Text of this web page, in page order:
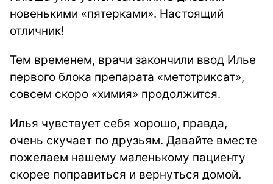
новенькими «пятерками». Настоящий
отличник!
Тем временем, врачи закончили ввод Илье
первого блока препарата «метотриксат»,
совсем скоро «химия» продолжится.
Илья чувствует себя хорошо, правда,
очень скучает по друзьям. Давайте вместе
пожелаем нашему маленькому пациенту
скорее поправиться и вернуться домой.